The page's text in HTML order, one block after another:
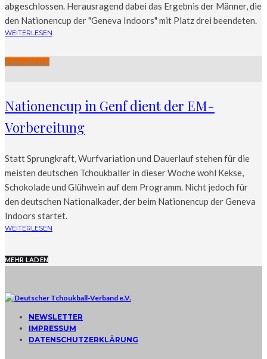
abgeschlossen. Herausragend dabei das Ergebnis der Männer, die
den Nationencup der "Geneva Indoors" mit Platz drei beendeten.
WEITERLESEN
International
Nationencup in Genf dient der EM-
Vorbereitung
Statt Sprungkraft, Wurfvariation und Dauerlauf stehen für die
meisten deutschen Tchoukballer in dieser Woche wohl Kekse,
Schokolade und Glühwein auf dem Programm. Nicht jedoch für
den deutschen Nationalkader, der beim Nationencup der Geneva
Indoors startet.
WEITERLESEN
MEHR LADEN
NEWSLETTER
IMPRESSUM
DATENSCHUTZERKLÄRUNG